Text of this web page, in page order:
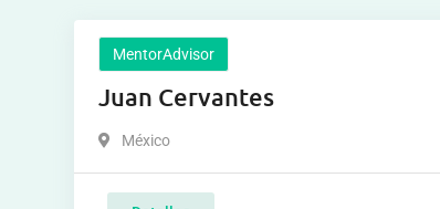
MentorAdvisor
Juan Cervantes
México